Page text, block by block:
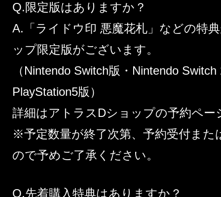
Q.限定版はありますか？
A.「ライドウ印 悪魔花札」などの特
ップ限定版がございます。
（Nintendo Switch版・Nintendo
PlayStation5版）
詳細はアトラスDショップの予約ペー
※予定数量が終了次第、予約受付また
ので予めご了承ください。
Q.先着購入特典はありますか？